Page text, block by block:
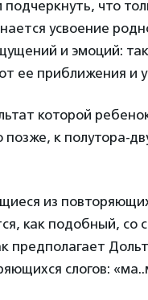
что
усвоение
и эмоций:
ее приближения и
которой
к полутора-
из
как подобный, со
предполагает
слогов: